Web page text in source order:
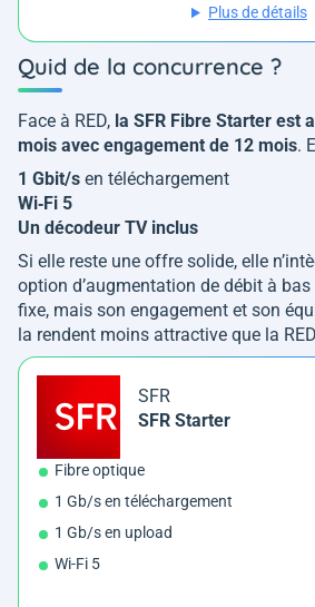
Plus de détails
Quid de la concurrence ?
Face à RED, la SFR Fibre Starter est
mois avec engagement de 12 mois.
1 Gbit/s en téléchargement
Wi‑Fi 5
Un décodeur TV inclus
Si elle reste une offre solide, elle
option d’augmentation de débit à
fixe, mais son engagement et son
la rendent moins attractive que la
SFR
SFR Starter
Fibre optique
1 Gb/s en téléchargement
1 Gb/s en upload
Wi-Fi 5